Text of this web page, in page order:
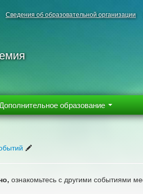
Сведения об образовательной организации
образование
ознакомьтесь с другими событиями